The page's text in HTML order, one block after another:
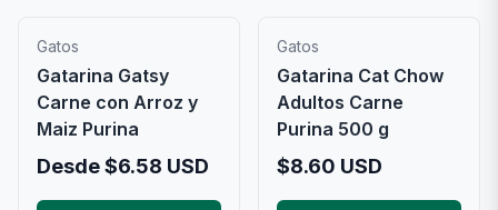
Gatos
Gatarina Gatsy
Carne con Arroz y
Maiz Purina
Desde$6.58 USD
Gatos
Gatarina Cat Chow
Adultos Carne
Purina 500 g
$8.60 USD